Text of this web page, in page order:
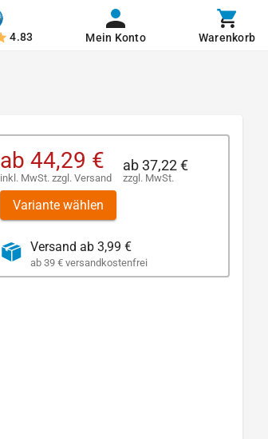
4.83 Mein Konto Warenkorb
ab 44,29 €
inkl. MwSt. zzgl. Versand
ab37,22 €
zzgl. MwSt.
Variante wählen
Versand ab 3,99 €
ab 39 € versandkostenfrei